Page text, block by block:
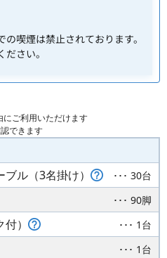
喫煙は禁止されております。
さい。
にご利用いただけます
できます
ル（3名掛け）
･･･ 30台
･･･ 90脚
） ･･･ 1台
･･･ 1台